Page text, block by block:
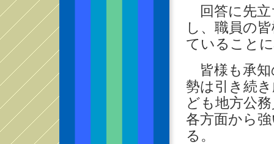
回答に先立
し、職員の
ていること
皆様も承知
勢は引き続
ども地方公
各方面から
る。